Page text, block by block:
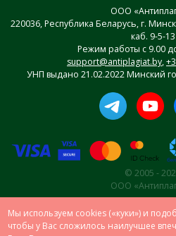
Мы используем cookies («куки») и
чтобы у Вас сложилось наилучшее
ООО
220036, Республика Беларусь, г.
каб. 9-5-13
Режим работы с 9.00
support@antiplagiat.by,
УНП выдано 21.02.2022 Минский
© 2005 -
ООО